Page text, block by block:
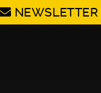
NEWSLETTER